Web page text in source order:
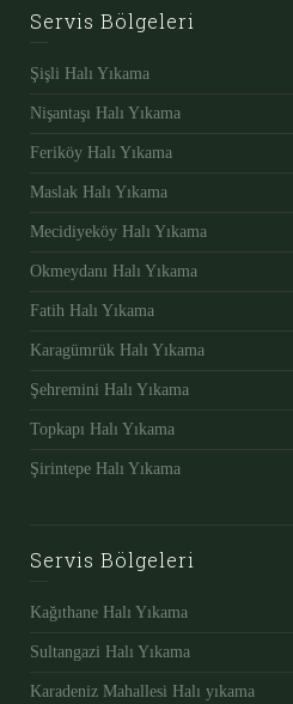
Servis Bölgeleri
Şişli Halı Yıkama
Nişantaşı Halı Yıkama
Feriköy Halı Yıkama
Maslak Halı Yıkama
Mecidiyeköy Halı Yıkama
Okmeydanı Halı Yıkama
Fatih Halı Yıkama
Karagümrük Halı Yıkama
Şehremini Halı Yıkama
Topkapı Halı Yıkama
Şirintepe Halı Yıkama
Servis Bölgeleri
Kağıthane Halı Yıkama
Sultangazi Halı Yıkama
Karadeniz Mahallesi Halı yıkama